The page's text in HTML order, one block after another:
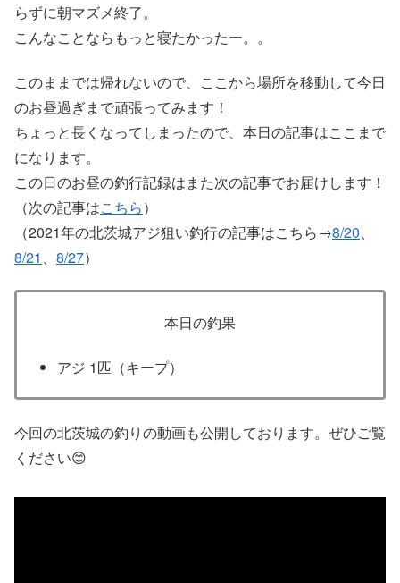
らずに朝マズメ終了。
こんなことならもっと寝たかったー。。
このままでは帰れないので、ここから場所を移動して今日
のお昼過ぎまで頑張ってみます！
ちょっと長くなってしまったので、本日の記事はここまで
になります。
この日のお昼の釣行記録はまた次の記事でお届けします！
（次の記事はこちら）
（2021年の北茨城アジ狙い釣行の記事はこちら→8/20、
8/21 、 8/27）
本日の釣果
アジ 1匹（キープ）
今回の北茨城の釣りの動画も公開しております。ぜひご覧
ください😊